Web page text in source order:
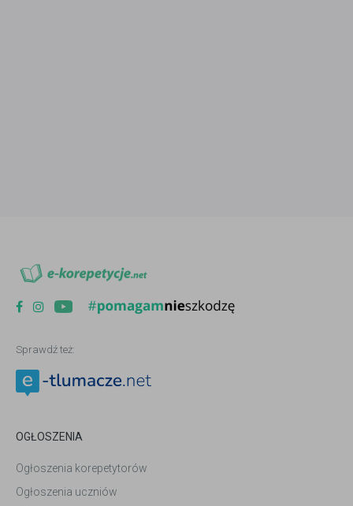
Sprawdź też:
OGŁOSZENIA
Ogłoszenia korepetytorów
Ogłoszenia uczniów